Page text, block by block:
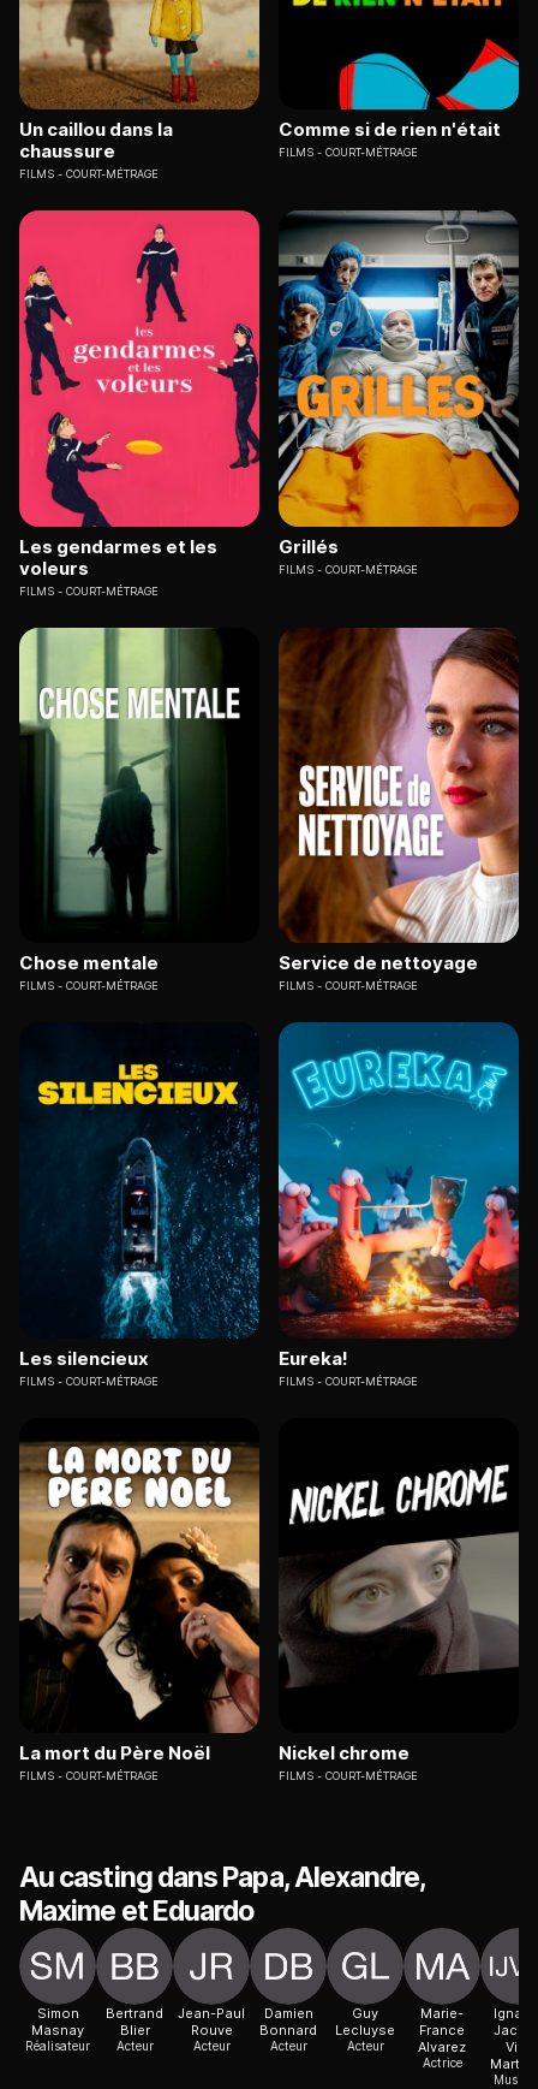
Un caillou dans la
chaussure
FILMS COURT-MÉTRAGE
Comme si de rien n'était
FILMS COURT-MÉTRAGE
Les gendarmes et les
voleurs
FILMS COURT-MÉTRAGE
Grillés
FILMS COURT-MÉTRAGE
Chose mentale
FILMS COURT-MÉTRAGE
Service de nettoyage
FILMS COURT-MÉTRAGE
Les silencieux
FILMS COURT-MÉTRAGE
Eureka!
FILMS COURT-MÉTRAGE
La mort du Père Noël
FILMS COURT-MÉTRAGE
Nickel chrome
FILMS COURT-MÉTRAGE
Au casting dans Papa, Alexandre,
Maxime et Eduardo
Simon
Masnay
Réalisateur
Bertrand
Blier
Acteur
Jean-Paul
Rouve
Acteur
Damien
Bonnard
Acteur
Guy
Lecluyse
Acteur
Marie-
France
Alvarez
Actrice
Villa